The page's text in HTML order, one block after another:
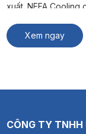
xuất. NEFA
Xem thêm: Thông
Xem ngay
CÔNG TY TNHH